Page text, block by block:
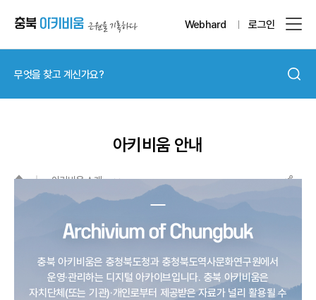
Webhard 로그인
아키비움 안내
아키비움 소개
충북 아키비움은 충청북도청과 충청북도역사문화연구원에서
운영·관리하는 디지털 아카이브입니다. 충북 아키비움은
자치단체(또는 기관)·개인로부터 제공받은 자료가 널리 활용될 수